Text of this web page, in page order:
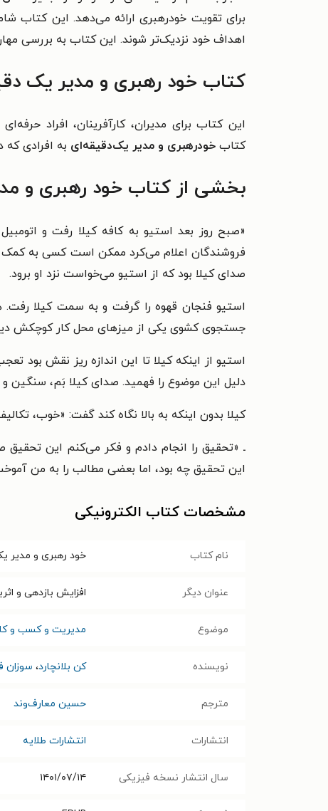
برای تقویت خودرهبری ارائه می‌دهد. این کتاب
اهداف خود نزدیک‌تر شوند. این کتاب به بررسی
کتاب خود رهبری و مدیر یک
این کتاب برای مدیران، کارآفرینان، افراد
کتاب خودرهبری و مدیر یک‌دقیقه‌ای به افرادی
بخشی از کتاب خود رهبری و
«صبح روز بعد استیو به کافه کیلا رفت و
فروشندگان اعلام می‌کرد ممکن است کسی به کمک
صدای کیلا بود که از استیو می‌خواست نزد او برود.
استیو فنجان قهوه را گرفت و به سمت کیلا رفت.
جستجوی کشوی یکی از میزهای محل کار کوچکش
استیو از اینکه کیلا تا این اندازه ریز نقش بود
دلیل این موضوع را فهمید. صدای کیلا بَم، سنگین
کیلا بدون اینکه به بالا نگاه کند گفت: «خوب،
ـ «تحقیق را انجام دادم و فکر می‌کنم این تحقیق
این تحقیق چه بود، اما بعضی مطالب را به من
مشخصات کتاب الکترونیکی
نام کتاب خود رهبری و مدیر
عنوان دیگر افزایش بازدهی و
موضوع مدیریت و کسب و
نویسنده کن بلانچارد، سوزان
مترجم حسین معارف‌وند
انتشارات انتشارات طلایه
سال انتشار نسخه فیزیکی ۱۴۰۱/۰۷/۱۴